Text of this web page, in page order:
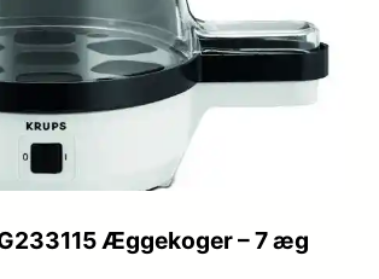
Æggekoger – 7 æg